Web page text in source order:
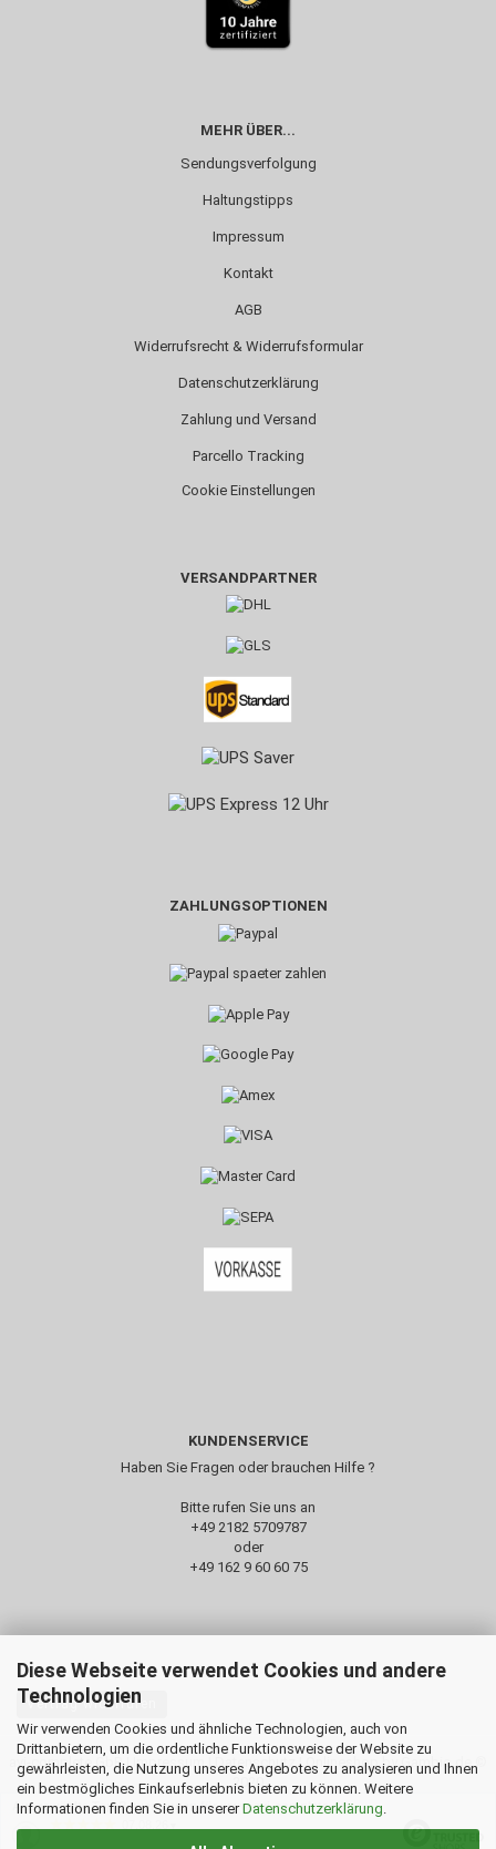
Diese Webseite verwendet Cookies und andere
Technologien
Wir verwenden Cookies und ähnliche Technologien, auch von
Drittanbietern, um die ordentliche Funktionsweise der Website zu
gewährleisten, die Nutzung unseres Angebotes zu analysieren und Ihnen
ein bestmögliches Einkaufserlebnis bieten zu können. Weitere
Informationen finden Sie in unsererDatenschutzerklärung.
MEHR ÜBER...
Sendungsverfolgung
Haltungstipps
Impressum
Kontakt
AGB
Widerrufsrecht & Widerrufsformular
Datenschutzerklärung
Zahlung und Versand
Parcello Tracking
Cookie Einstellungen
VERSANDPARTNER
ZAHLUNGSOPTIONEN
KUNDENSERVICE
Haben Sie Fragen oder brauchen Hilfe ?
Bitte rufen Sie uns an
+49 2182 5709787‬
oder
+49 162 9 60 60 75
Vertrag widerrufen
avi-complete GbR | Impressum Datenschutz
| Onlineshop by Gambio.de ©
2020
Ausgewählte Top-Bewertungen für www.avi-complete.de